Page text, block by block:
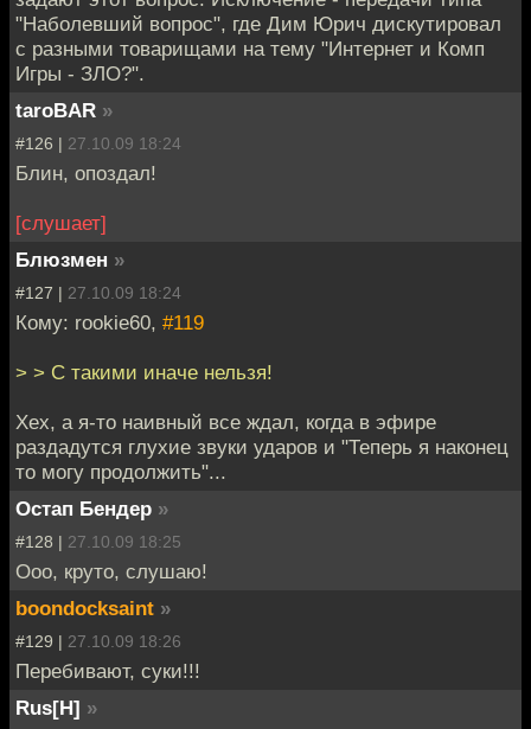
"Наболевший вопрос", где Дим Юрич дискутировал
с разными товарищами на тему "Интернет и Комп
Игры - ЗЛО?".
taroBAR »
#126 | 27.10.09 18:24
Блин, опоздал!
[слушает]
Блюзмен »
#127 | 27.10.09 18:24
Кому: rookie60, #119
> > С такими иначе нельзя!
Хех, а я-то наивный все ждал, когда в эфире
раздадутся глухие звуки ударов и "Теперь я наконец
то могу продолжить"...
Остап Бендер »
#128 | 27.10.09 18:25
Ооо, круто, слушаю!
boondocksaint »
#129 | 27.10.09 18:26
Перебивают, суки!!!
Rus[H] »